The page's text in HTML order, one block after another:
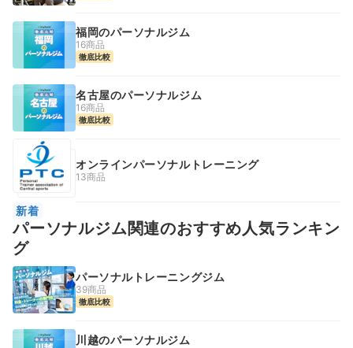
福岡のパーソナルジム
16商品
徹底比較
名古屋のパーソナルジム
16商品
徹底比較
オンラインパーソナルトレーニング
13商品
新着
パーソナルジム関連のおすすめ人気ランキン
グ
パーソナルトレーニングジム
39商品
徹底比較
川越のパーソナルジム